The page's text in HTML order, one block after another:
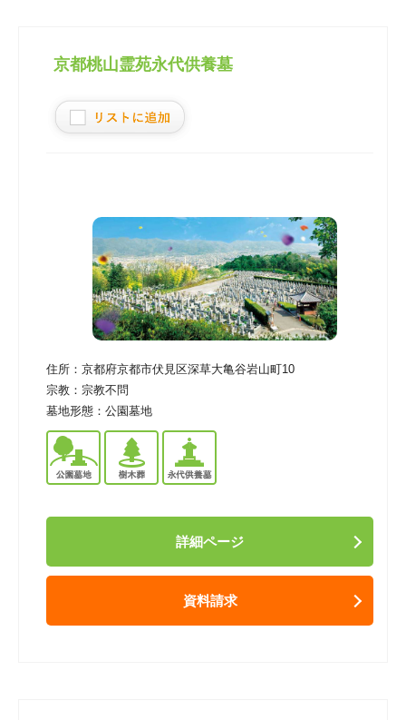
京都桃山霊苑永代供養墓
住所： 京都府京都市伏見区深草大亀谷岩山町10
宗教： 宗教不問
墓地形態： 公園墓地
詳細ページ
資料請求